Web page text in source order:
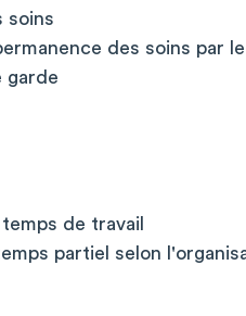
soins
des soins par
garde
de travail
partiel selon